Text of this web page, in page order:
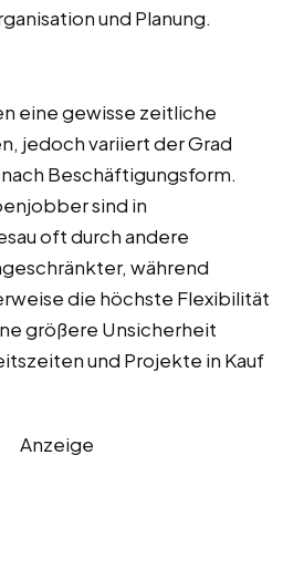
und Planung.
eine gewisse zeitliche
jedoch variiert der Grad
Beschäftigungsform.
sind in
oft durch andere
während
die höchste Flexibilität
größere Unsicherheit
und Projekte in Kauf
Anzeige